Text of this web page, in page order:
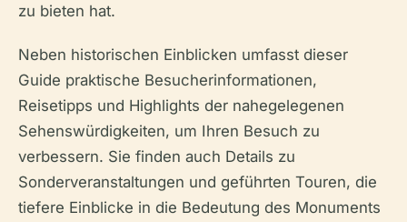
zu bieten hat.
Neben historischen Einblicken umfasst dieser
Guide praktische Besucherinformationen,
Reisetipps und Highlights der nahegelegenen
Sehenswürdigkeiten, um Ihren Besuch zu
verbessern. Sie finden auch Details zu
Sonderveranstaltungen und geführten Touren, die
tiefere Einblicke in die Bedeutung des Monuments